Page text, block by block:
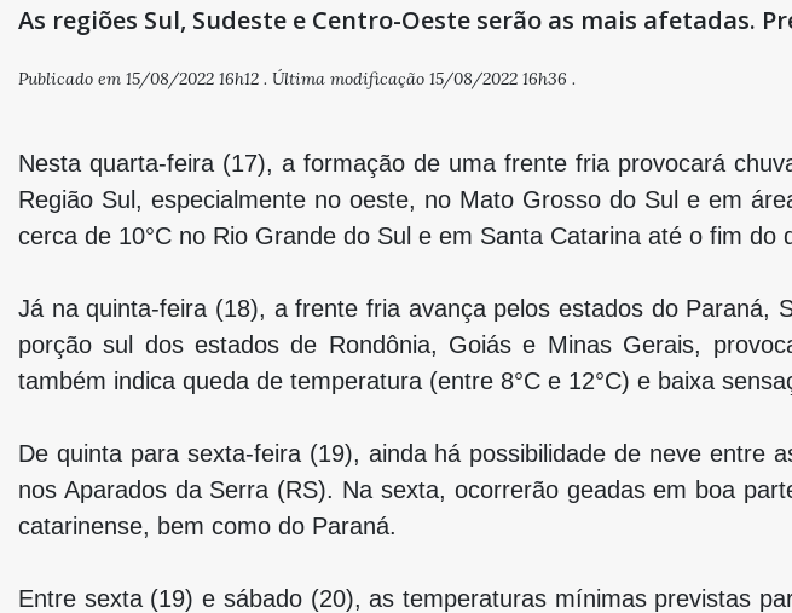
As regiões Sul, Sudeste e Centro-Oeste serão as mais afetadas.
Publicado em 15/08/2022 16h12 . Última modificação 15/08/2022 16h36 .
Nesta quarta-feira (17), a formação de uma frente fria provocará
Região Sul, especialmente no oeste, no Mato Grosso do Sul e em
cerca de 10°C no Rio Grande do Sul e em Santa Catarina até o fim do
Já na quinta-feira (18), a frente fria avança pelos estados do
porção sul dos estados de Rondônia, Goiás e Minas Gerais,
também indica queda de temperatura (entre 8°C e 12°C) e baixa
De quinta para sexta-feira (19), ainda há possibilidade de neve entre
nos Aparados da Serra (RS). Na sexta, ocorrerão geadas em boa
catarinense, bem como do Paraná.
Entre sexta (19) e sábado (20), as temperaturas mínimas previstas